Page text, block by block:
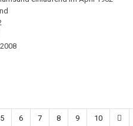
5 6 7 8 9 10